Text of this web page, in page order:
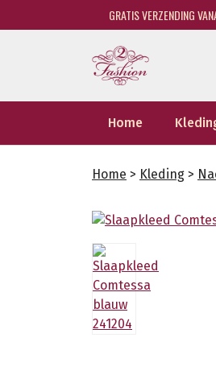
GRATIS VERZENDING
Home
Home > Kleding >